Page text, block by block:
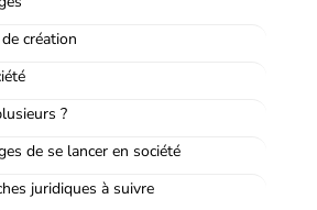
création
?
de se lancer en société
juridiques à suivre